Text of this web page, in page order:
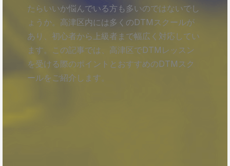
たらいいか悩んでいる方も多いのではないでし
ょうか。高津区内には多くのDTMスクールが
あり、初心者から上級者まで幅広く対応してい
ます。この記事では、高津区でDTMレッスン
を受ける際のポイントとおすすめのDTMスク
ールをご紹介します。